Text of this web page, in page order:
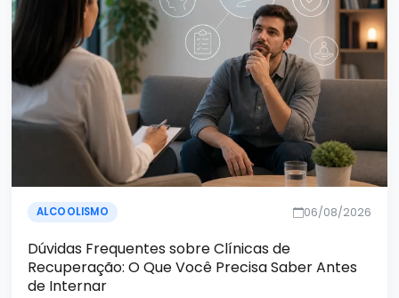
ALCOOLISMO 06/08/2026
Dúvidas Frequentes sobre Clínicas de
Recuperação: O Que Você Precisa Saber Antes
de Internar